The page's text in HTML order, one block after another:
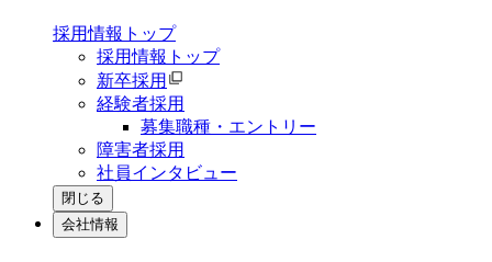
採用情報トップ
採用情報トップ
新卒採用
経験者採用
募集職種・エントリー
障害者採用
社員インタビュー
閉じる
会社情報